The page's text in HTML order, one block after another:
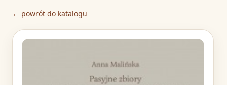
← powrót do katalogu